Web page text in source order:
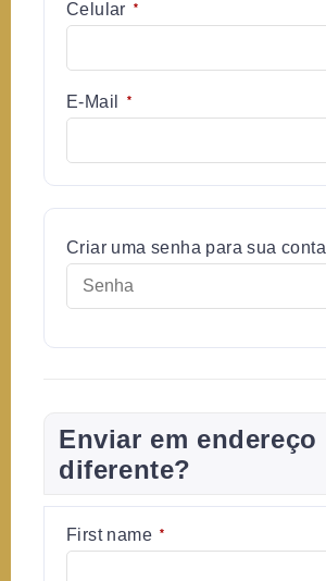
Celular *
E-Mail *
Criar uma senha para sua conta
Enviar em endereço
diferente?
First name *